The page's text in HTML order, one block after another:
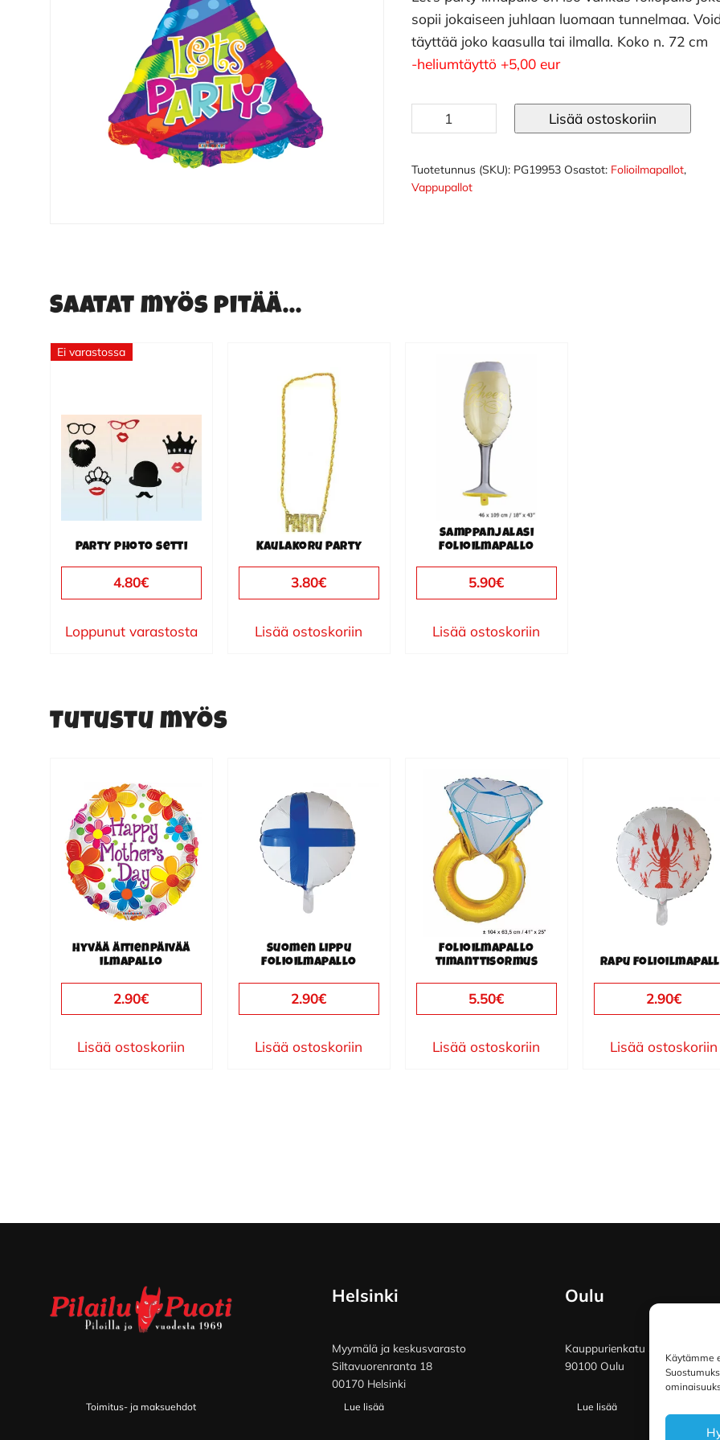
Käytämme
sopii jokaiseen juhlaan luomaan tunnelmaa.
täyttää joko kaasulla tai ilmalla. Koko n. 72 cm
-heliumtäyttö +5,00 eur
party
määrä
Lisää ostoskoriin
Tuotetunnus (SKU): PG19953 Osastot: Folioilmapallot,
Vappupallot
Saatat myös pitää...
Ei varastossa
Party photo setti
4.80€
Loppunut varastosta
Kaulakoru Party
3.80€
Lisää ostoskoriin
Samppanjalasi
folioilmapallo
5.90€
Lisää ostoskoriin
Tutustu myös
Hyvää äitienpäivää
ilmapallo
2.90€
Lisää ostoskoriin
Suomen lippu
folioilmapallo
2.90€
Lisää ostoskoriin
Folioilmapallo
timanttisormus
5.50€
Lisää ostoskoriin
Rapu
2.90€
Lisää ostoskoriin
Toimitus- ja maksuehdot
Helsinki
Myymälä ja keskusvarasto
Siltavuorenranta 18
00170 Helsinki
Lue lisää
Oulu
Kauppurienkatu 34
90100 Oulu
Lue lisää